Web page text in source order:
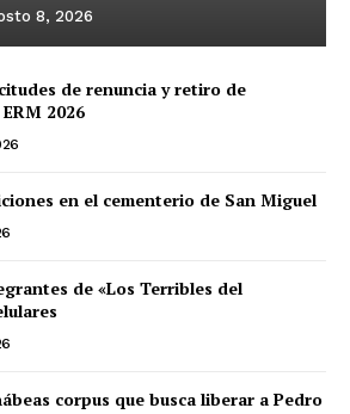
8, 2026
de renuncia y retiro de
2026
en el cementerio de San Miguel
de «Los Terribles del
corpus que busca liberar a Pedro